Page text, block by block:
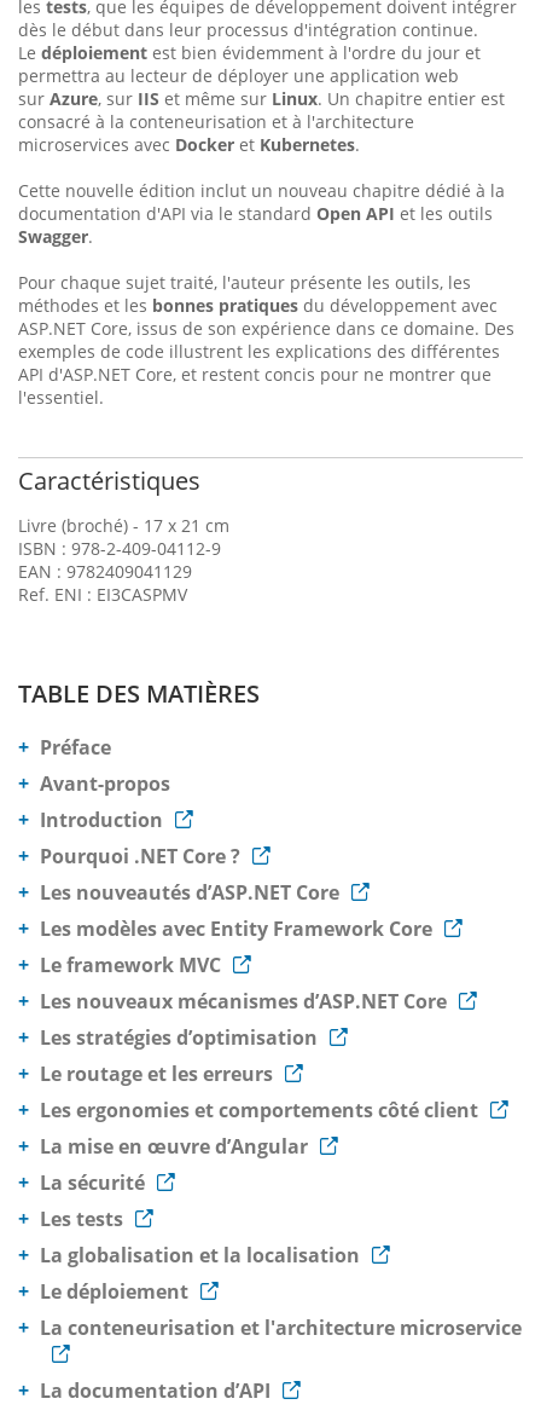
les tests, que les équipes de développement doivent intégrer
dès le début dans leur processus d'intégration continue.
Le déploiement est bien évidemment à l'ordre du jour et
permettra au lecteur de déployer une application web
sur Azure, sur IIS et même sur Linux. Un chapitre entier est
consacré à la conteneurisation et à l'architecture
microservices avec Docker et Kubernetes.
Cette nouvelle édition inclut un nouveau chapitre dédié à la
documentation d'API via le standard Open API et les outils
Swagger.
Pour chaque sujet traité, l'auteur présente les outils, les
méthodes et les bonnes pratiques du développement avec
ASP.NET Core, issus de son expérience dans ce domaine. Des
exemples de code illustrent les explications des différentes
API d'ASP.NET Core, et restent concis pour ne montrer que
l'essentiel.
Caractéristiques
Livre (broché) - 17 x 21 cm
ISBN : 978-2-409-04112-9
EAN : 9782409041129
Ref. ENI : EI3CASPMV
TABLE DES MATIÈRES
Préface
Avant-propos
Introduction
Pourquoi .NET Core ?
Les nouveautés d’ASP.NET Core
Les modèles avec Entity Framework Core
Le framework MVC
Les nouveaux mécanismes d’ASP.NET Core
Les stratégies d’optimisation
Le routage et les erreurs
Les ergonomies et comportements côté client
La mise en œuvre d’Angular
La sécurité
Les tests
La globalisation et la localisation
Le déploiement
La conteneurisation et l'architecture microservice
La documentation d’API